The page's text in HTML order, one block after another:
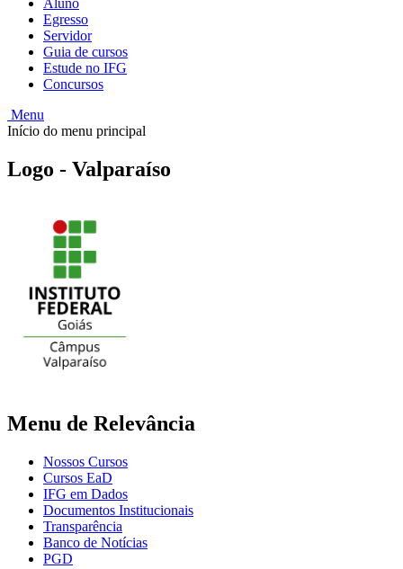
Aluno
Egresso
Servidor
Guia de cursos
Estude no IFG
Concursos
Menu
Início do menu principal
Logo - Valparaíso
Menu de Relevância
Nossos Cursos
Cursos EaD
IFG em Dados
Documentos Institucionais
Transparência
Banco de Notícias
PGD